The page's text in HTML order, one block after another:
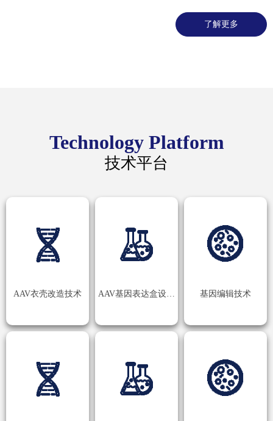
了解更多
AAV衣壳改造技术
Technology Platform
技术平台
AAV基因表达盒设计技术 基因编辑技术